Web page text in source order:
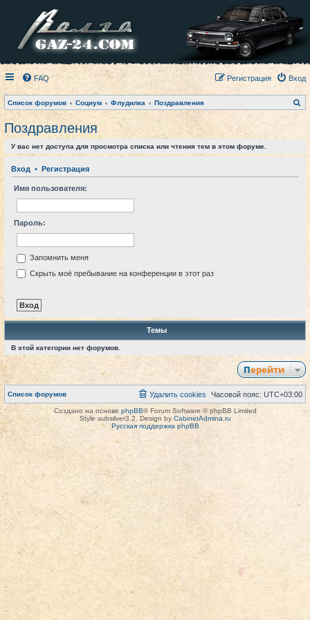
FAQ Вход
Регистрация
Список форумов Социум Флудилка Поздравления
о
Поздравления
У вас нет доступа для просмотра списка или чтения тем в этом форуме.
Вход • Регистрация
Имя пользователя:
Пароль:
Запомнить меня
Скрыть моё пребывание на конференции в этот раз
Темы
В этой категории нет форумов.
Перейти
Список форумов Часовой пояс: UTC+03:00
Удалить cookies
Создано на основе phpBB® Forum Software © phpBB Limited
Style subsilver3.2. Design by CabinetAdmina.ru
Русская поддержка phpBB